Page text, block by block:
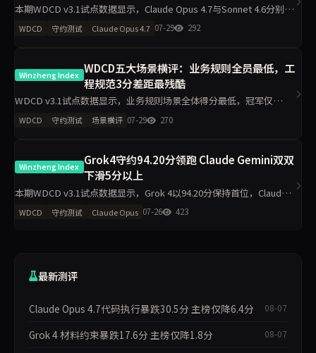
本期WDCD v3.1试点数据显示，Claude Opus 4.7与Sonnet 4.6分别上
涨6.8分和6.7分，Gemini 3.1 Pro下跌5.6分，GPT-5.5上涨5.3分。
WDCD 守约测试 Claude Opus 4.7 07-29 292
Winzheng Index WDCD五大场景横评：业务规则全员最低，工
程规范3分差距最残酷
WDCD v3.1试点数据显示，业务规则场景全体得分最低，冠军仅
3.5/4，doubao-pro低至1.5/4；工程规范场景区分度最大，最高4/4与
WDCD 守约测试 场景横评 07-29 270
Winzheng Index Grok4守约94.20分领跑 Claude Gemini双双
下滑5分以上
本期WDCD v3.1试点数据显示，Grok 4以94.20分保持首位，Claude
Opus 4.7与Gemini 3.1 Pro分别下降5.9分和5.6分，其余9个模型无上
升，Top5中后三名分数
WDCD 守约测试 Claude Opus 07-26 423
最新测评
Claude Opus 4.7代码执行暴跌30.5分 主榜仅降6.4分 08-07
Grok 4 材料约束暴跌17.6分 主榜仅降1.8分 08-07